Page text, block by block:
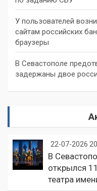
У пользователей
сайтам российских
браузеры
В Севастополе
задержаны двое
22-07-2026
В
открылся
театра